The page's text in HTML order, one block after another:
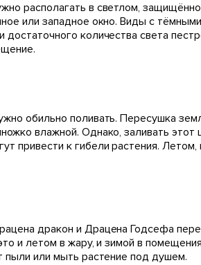
располагать в светлом,
или западное окно. Виды с
достаточного количества света
обильно поливать. Пересушка
влажной. Однако, заливать
привести к гибели растения.
дракон и Драцена Годсефа
и летом в жару, и зимой в
пыли или мыть растение под душем.